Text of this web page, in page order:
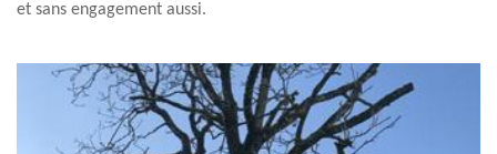
et sans engagement aussi.